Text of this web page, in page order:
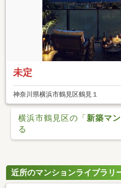
未定
神奈川県横浜市鶴見区鶴見１
横浜市鶴見区の「新築マ
る
近所のマンションライブラリ